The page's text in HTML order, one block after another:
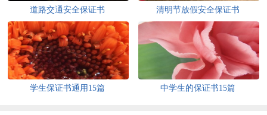
道路交通安全保证书 清明节放假安全保证书
学生保证书通用15篇 中学生的保证书15篇